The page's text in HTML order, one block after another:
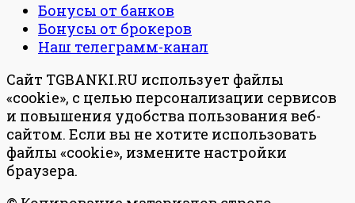
Бонусы от банков
Бонусы от брокеров
Наш телеграмм-канал
Сайт TGBANKI.RU использует файлы
«cookie», с целью персонализации сервисов
и повышения удобства пользования веб-
сайтом. Если вы не хотите использовать
файлы «cookie», измените настройки
браузера.